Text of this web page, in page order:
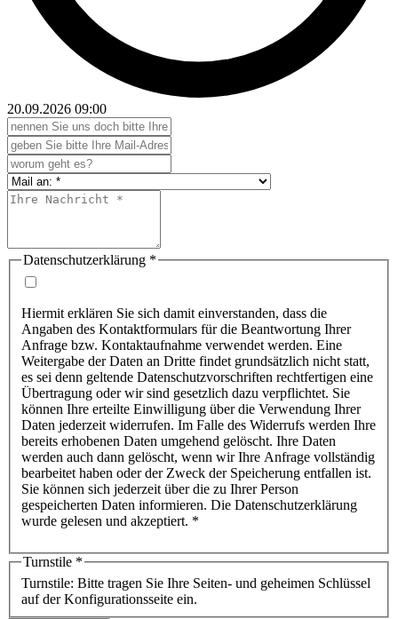
20.09.2026 09:00
Datenschutzerklärung *
Hiermit erklären Sie sich damit einverstanden, dass die
Angaben des Kontaktformulars für die Beantwortung Ihrer
Anfrage bzw. Kontaktaufnahme verwendet werden. Eine
Weitergabe der Daten an Dritte findet grundsätzlich nicht statt,
es sei denn geltende Datenschutzvorschriften rechtfertigen eine
Übertragung oder wir sind gesetzlich dazu verpflichtet. Sie
können Ihre erteilte Einwilligung über die Verwendung Ihrer
Daten jederzeit widerrufen. Im Falle des Widerrufs werden Ihre
bereits erhobenen Daten umgehend gelöscht. Ihre Daten
werden auch dann gelöscht, wenn wir Ihre Anfrage vollständig
bearbeitet haben oder der Zweck der Speicherung entfallen ist.
Sie können sich jederzeit über die zu Ihrer Person
gespeicherten Daten informieren. Die Datenschutzerklärung
wurde gelesen und akzeptiert. *
Turnstile *
Turnstile: Bitte tragen Sie Ihre Seiten- und geheimen Schlüssel
auf der Konfigurationsseite ein.